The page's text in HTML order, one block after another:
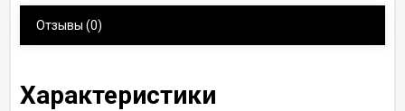
Отзывы (0)
Характеристики